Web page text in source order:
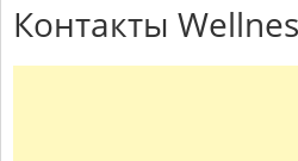
Контакты